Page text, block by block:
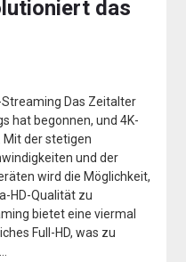
das
Das Zeitalter
hat begonnen, und 4K-
der stetigen
und der
wird die Möglichkeit,
HD-Qualität zu
bietet eine viermal
Full-HD, was zu